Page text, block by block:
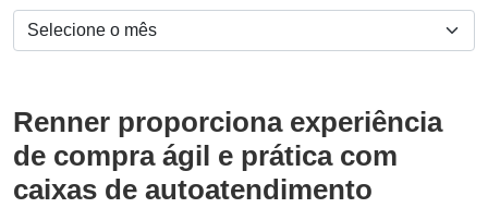
Renner proporciona experiência
de compra ágil e prática com
caixas de autoatendimento